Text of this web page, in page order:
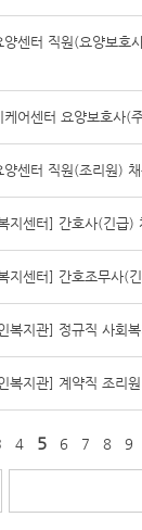
양센터 직원(요양보호
케어센터 요양보호사(
양센터 직원(조리원)
지센터] 간호사(긴급)
지센터] 간호조무사(
복지관] 정규직 사회
복지관] 계약직 조리
4 5 6 7 8 9